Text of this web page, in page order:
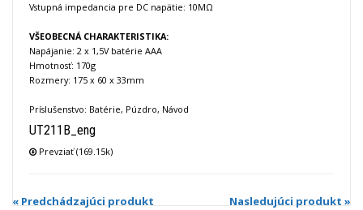
Vstupná impedancia pre DC napätie: 10MΩ
VŠEOBECNÁ CHARAKTERISTIKA:
Napájanie: 2 x 1,5V batérie AAA
Hmotnosť: 170g
Rozmery: 175 x 60 x 33mm
Príslušenstvo: Batérie, Púzdro, Návod
UT211B_eng
Prevziať (169.15k)
« Predchádzajúci produkt Nasledujúci produkt »